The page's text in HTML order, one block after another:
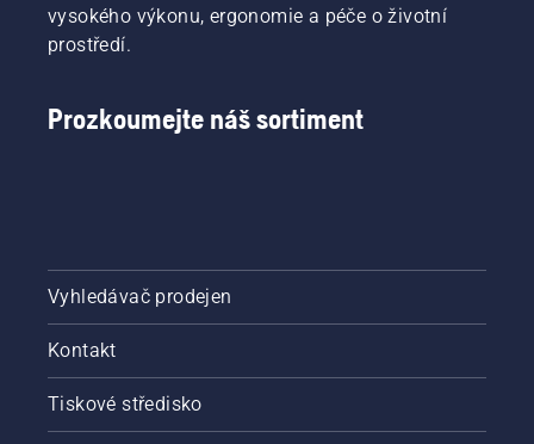
vysokého výkonu, ergonomie a péče o životní
prostředí.
Prozkoumejte náš sortiment
Vyhledávač prodejen
Kontakt
Tiskové středisko